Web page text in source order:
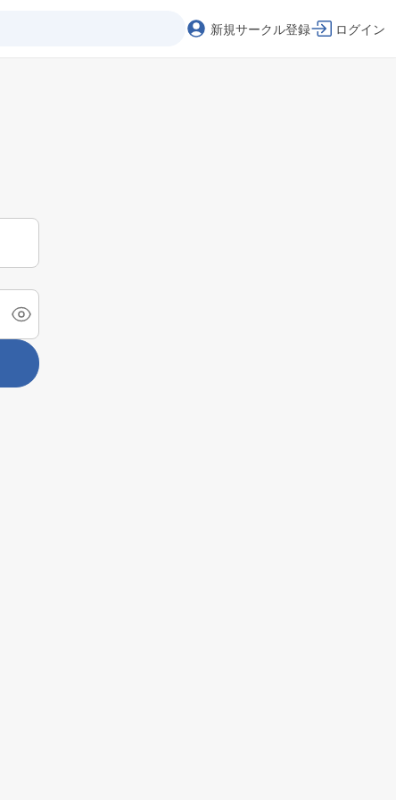
新規サークル登録 ログイン